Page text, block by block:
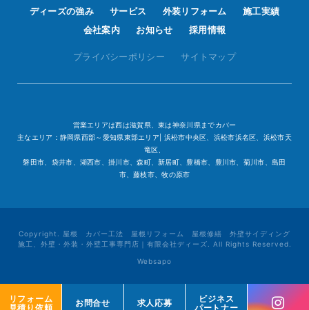
リフォーム
見積り依頼
お問合せ 求人応募
ビジネス
パートナー
リフォーム
見積り依頼
お問合せ 求人応募
ビジネス
パートナー
ディーズの強み サービス 外装リフォーム
施工実績
会社案内
お知らせ 採用情報
プライバシーポリシー サイトマップ
営業エリアは西は滋賀県、東は神奈川県までカバー
主なエリア：静岡県西部～愛知県東部エリア| 浜松市中央区、浜松市浜名区、浜松市天
竜区、
磐田市、袋井市、湖西市、掛川市、森町、新居町、豊橋市、豊川市、菊川市、島田
市、藤枝市、牧の原市
Copyright. 屋根 カバー工法 屋根リフォーム 屋根修繕 外壁サイディング
施工、外壁・外装・外壁工事専門店｜有限会社ディーズ. All Rights Reserved.
Websapo